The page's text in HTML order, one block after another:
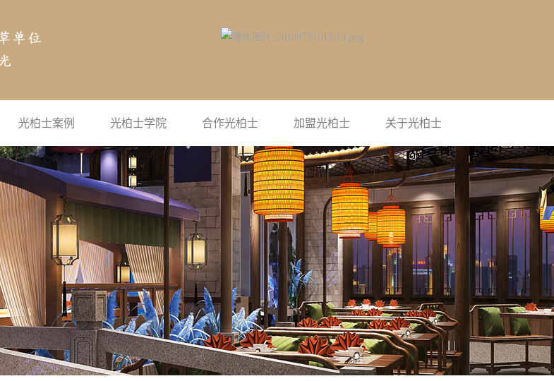
光柏士案例 光柏士学院
公司新闻
行业新闻
灯光学院
合作光柏士 加盟光柏士 关于光柏士
光柏士简介
企业风采
联系光柏士
荣誉资质
视频中心
资料下载